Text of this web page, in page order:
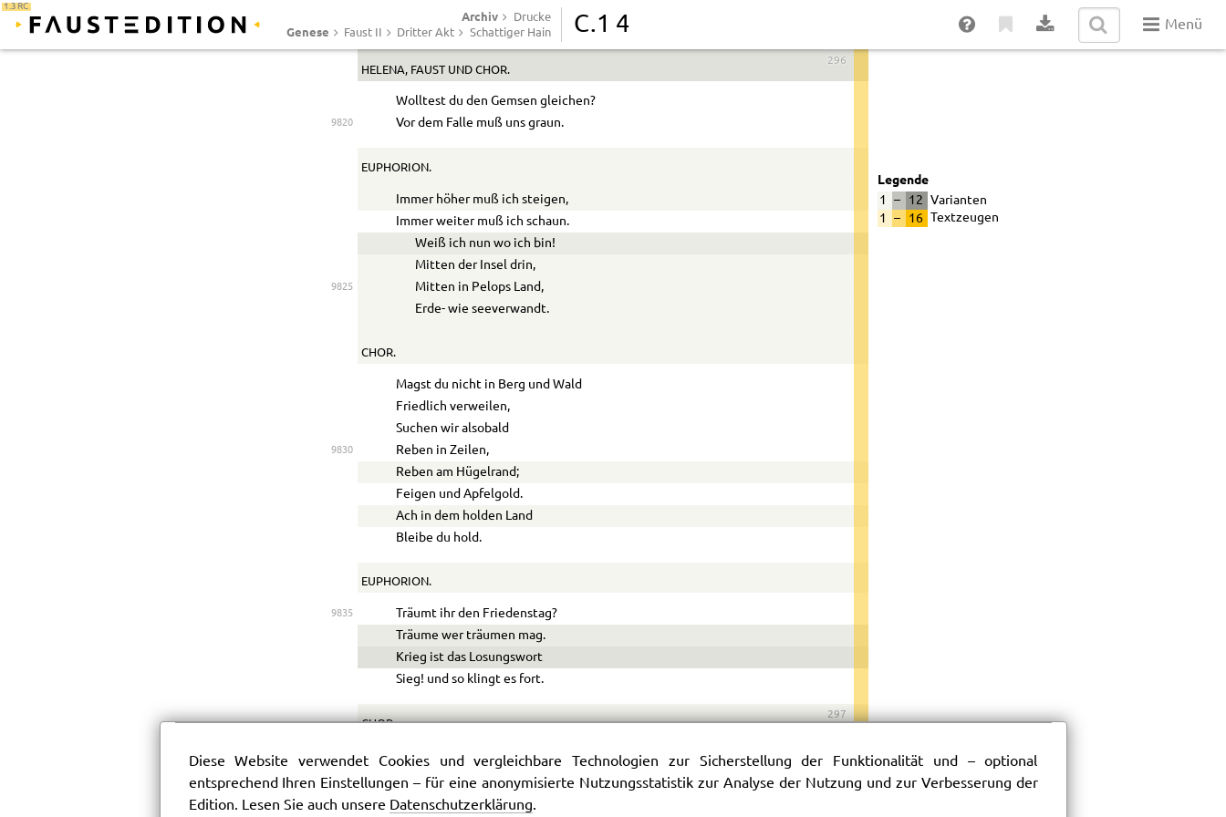
1.3 RC
Archiv Drucke
Genese Faust II Dritter Akt Schattiger Hain C.1 4 Menü
(Er springt immer höher Fels auf.)
296
HELENA, FAUSTUND CHOR.
Wolltest du den Gemsen gleichen?
9820 Vor dem Falle muß uns graun.
EUPHORION.
Immer höher muß ich steigen,
Immer weiter muß ich schaun.
Weiß ich nun wo ich bin!
Mitten der Insel drin,
9825
Mitten in Pelops Land,
Erde- wie seeverwandt.
CHOR.
Magst du nicht in Berg und Wald
Friedlich verweilen,
Suchen wir alsobald
9830
Reben in Zeilen,
Reben am Hügelrand;
Feigen und Apfelgold.
Ach in dem holden Land
Bleibe du hold.
EUPHORION.
9835
Träumt ihr den Friedenstag?
Träume wer träumen mag.
Krieg ist das Losungswort
Sieg! und so klingt es fort.
297
CHOR.
Wer im Frieden
9840
Wünschet sich Krieg zurück
Der ist geschieden
Legende
1 – 12
Varianten
1
– 16 Textzeugen
Diese Website verwendet Cookies und vergleichbare Technologien zur Sicherstellung der Funktionalität und – optional
entsprechend Ihren Einstellungen – für eine anonymisierte Nutzungsstatistik zur Analyse der Nutzung und zur Verbesserung der
Edition. Lesen Sie auch unsere Datenschutzerklärung.